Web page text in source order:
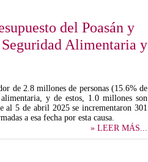
del Poasán y
Alimentaria y
de 2.8 millones de personas (15.6% de
y de estos, 1.0 millones son
al 5 de abril 2025 se incrementaron 301
a esa fecha por esta causa.
» LEER MÁS...